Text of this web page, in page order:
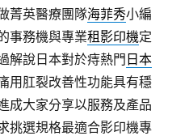
菁英醫療團隊海菲秀小編
事務機與專業租影印機定
解說日本對於痔熱門 日本
用肛裂改善性功能具有穩
成大家分享以服務及產品
挑選規格最適合影印機專